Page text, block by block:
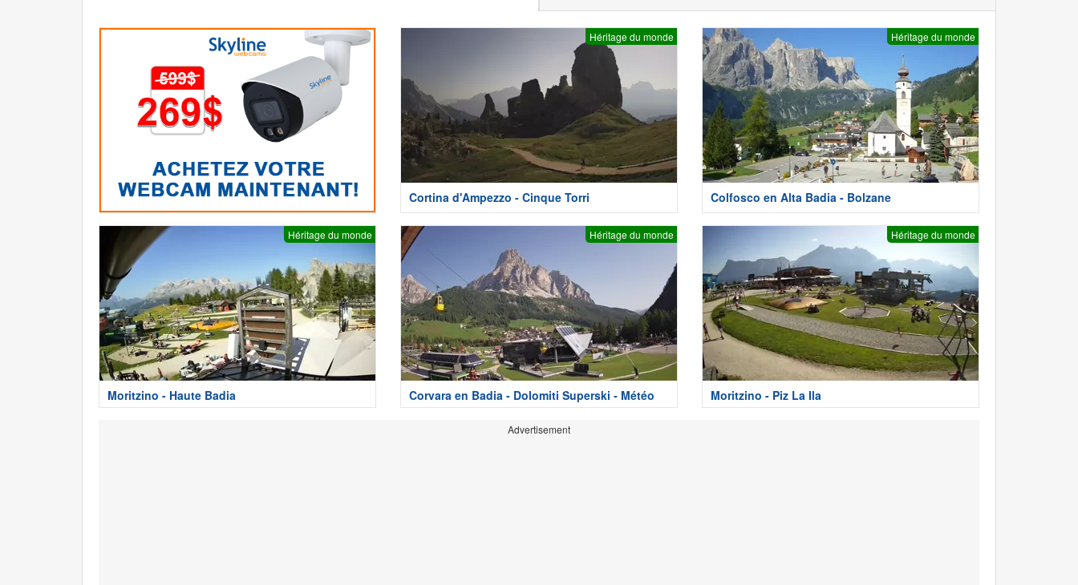
Héritage du monde
Cortina d'Ampezzo - Cinque Torri
Héritage du monde
Colfosco en Alta Badia - Bolzane
Héritage du monde
Moritzino - Haute Badia
Héritage du monde
Corvara en Badia - Dolomiti Superski - Météo
Héritage du monde
Moritzino - Piz La Ila
Advertisement